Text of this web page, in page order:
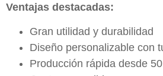
Ventajas destacadas:
Gran utilidad y durabilidad
Diseño personalizable con
Producción rápida desde